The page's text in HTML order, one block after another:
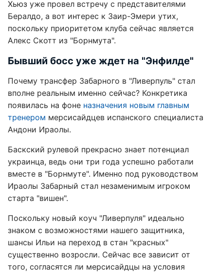
Хьюз уже провел встречу с представителями
Бералдо, а вот интерес к Заир-Эмери утих,
поскольку приоритетом клуба сейчас является
Алекс Скотт из "Борнмута".
Бывший босс уже ждет на "Энфилде"
Почему трансфер Забарного в "Ливерпуль" стал
вполне реальным именно сейчас? Конкретика
появилась на фоне назначения новым главным
тренером мерсисайдцев испанского специалиста
Андони Ираолы.
Баскский рулевой прекрасно знает потенциал
украинца, ведь они три года успешно работали
вместе в "Борнмуте". Именно под руководством
Ираолы Забарный стал незаменимым игроком
старта "вишен".
Поскольку новый коуч "Ливерпуля" идеально
знаком с возможностями нашего защитника,
шансы Ильи на переход в стан "красных"
существенно возросли. Сейчас все зависит от
того, согласятся ли мерсисайдцы на условия